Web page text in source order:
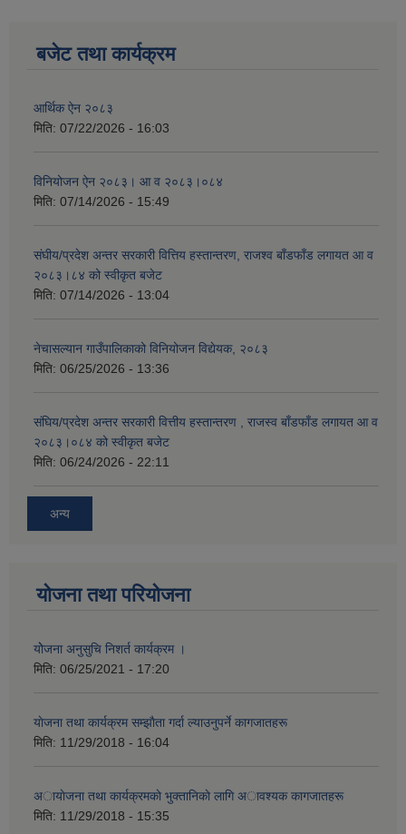
बजेट तथा कार्यक्रम
आर्थिक ऐन २०८३
मिति: 07/22/2026 - 16:03
विनियोजन ऐन २०८३। आ व २०८३।०८४
मिति: 07/14/2026 - 15:49
संघीय/प्रदेश अन्तर सरकारी वित्तिय हस्तान्तरण, राजश्व बाँडफाँड लगायत आ व
२०८३।८४ को स्वीकृत बजेट
मिति: 07/14/2026 - 13:04
नेचासल्यान गाउँपालिकाको विनियोजन विद्येयक, २०८३
मिति: 06/25/2026 - 13:36
संघिय/प्रदेश अन्तर सरकारी वित्तीय हस्तान्तरण , राजस्व बाँडफाँड लगायत आ व
२०८३।०८४ को स्वीकृत बजेट
मिति: 06/24/2026 - 22:11
अन्य
योजना तथा परियोजना
योेजना अनुसुचि निशर्त कार्यक्रम ।
मिति: 06/25/2021 - 17:20
याेजना तथा कार्यक्रम सम्झाैता गर्दा ल्याउनुपर्ने कागजातहरू
मिति: 11/29/2018 - 16:04
अायाेजना तथा कार्यक्रमकाे भुक्तानिकाे लागि अावश्यक कागजातहरू
मिति: 11/29/2018 - 15:35